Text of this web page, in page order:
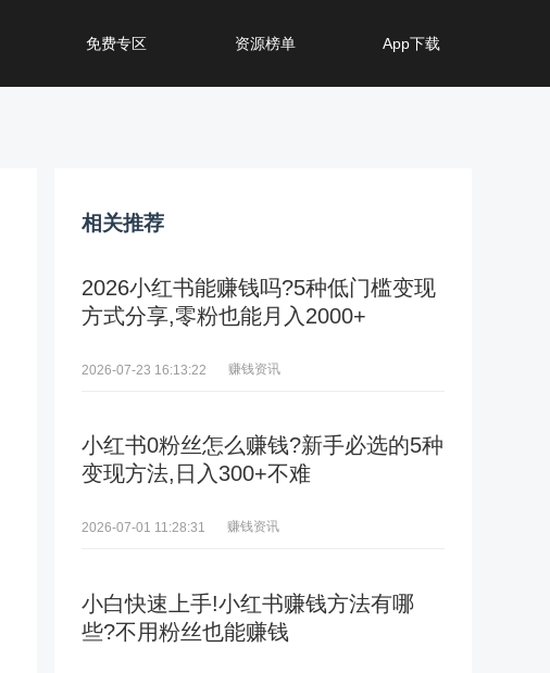
免费专区 资源榜单 App下载
相关推荐
2026小红书能赚钱吗?5种低门槛变现
方式分享,零粉也能月入2000+
2026-07-23 16:13:22 赚钱资讯
小红书0粉丝怎么赚钱?新手必选的5种
变现方法,日入300+不难
2026-07-01 11:28:31 赚钱资讯
小白快速上手!小红书赚钱方法有哪
些?不用粉丝也能赚钱